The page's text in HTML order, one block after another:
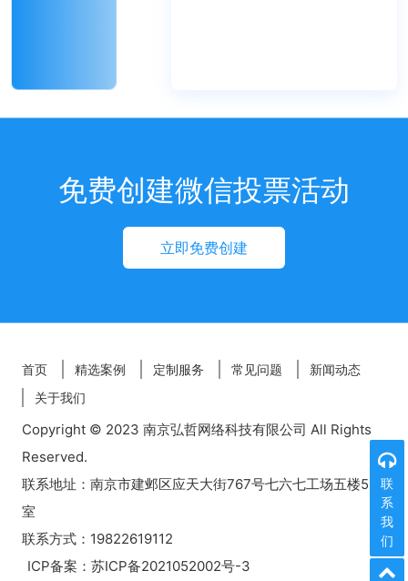
免费创建微信投票活动
立即免费创建
首页 精选案例 定制服务 常见问题
新闻动态
关于我们
Copyright © 2023 南京弘哲网络科技有限公司 All Rights
Reserved.
联系地址：南京市建邺区应天大街767号七六七工场五楼518
室
联系方式：19822619112
ICP备案： 苏ICP备2021052002号-3
联
系
我
们